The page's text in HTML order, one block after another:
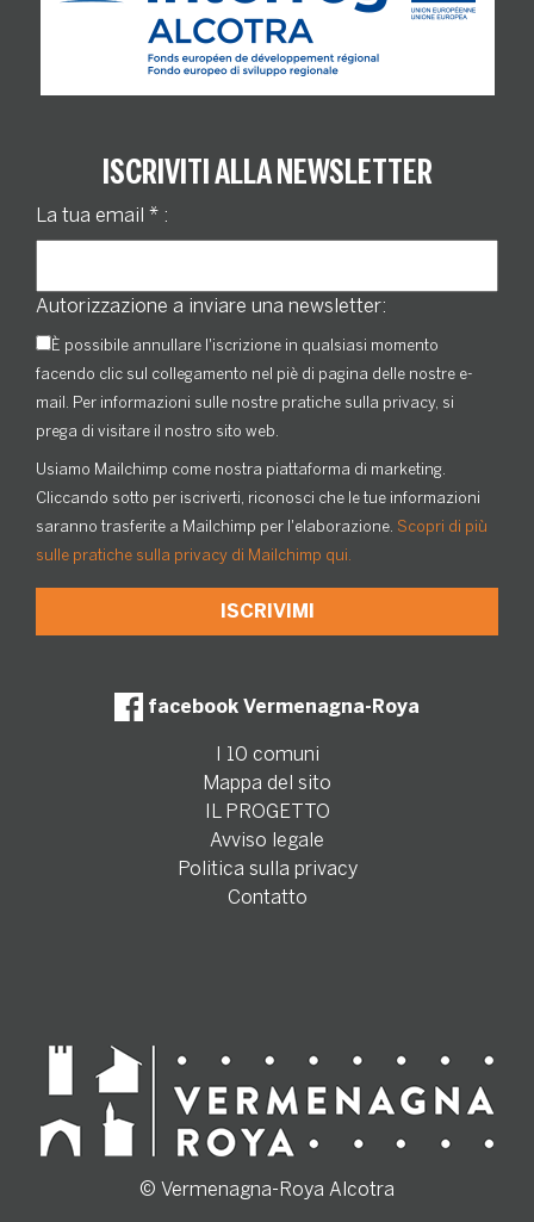
ISCRIVITI ALLA NEWSLETTER
La tua email * :
Autorizzazione a inviare una newsletter:
È possibile annullare l'iscrizione in qualsiasi momento
facendo clic sul collegamento nel piè di pagina delle nostre e-
mail. Per informazioni sulle nostre pratiche sulla privacy, si
prega di visitare il nostro sito web.
Usiamo Mailchimp come nostra piattaforma di marketing.
Cliccando sotto per iscriverti, riconosci che le tue informazioni
saranno trasferite a Mailchimp per l'elaborazione. Scopri di più
sulle pratiche sulla privacy di Mailchimp qui.
facebook Vermenagna-Roya
I 10 comuni
Mappa del sito
IL PROGETTO
Avviso legale
Politica sulla privacy
Contatto
© Vermenagna-Roya Alcotra